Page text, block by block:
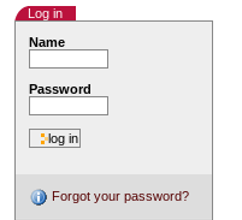
Log in
Name
Password
Forgot your password?